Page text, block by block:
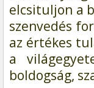
elcsituljon a
szenvedés
az értékes
a
boldogság,